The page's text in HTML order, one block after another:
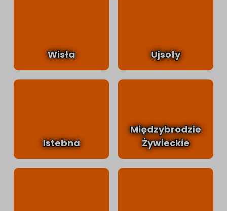
Wisła Ujsoły
Istebna
Międzybrodzie
Żywieckie